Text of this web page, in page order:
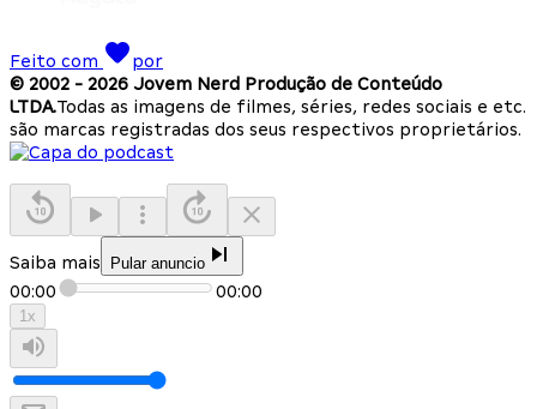
Feito com
por
© 2002 - 2026 Jovem Nerd Produção de Conteúdo
LTDA.Todas as imagens de filmes, séries, redes sociais e etc.
são marcas registradas dos seus respectivos proprietários.
Saiba mais Pular anuncio
00:00 00:00
1x